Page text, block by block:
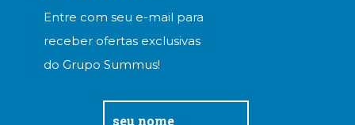
Entre com seu e-mail para
receber ofertas exclusivas
do Grupo Summus!